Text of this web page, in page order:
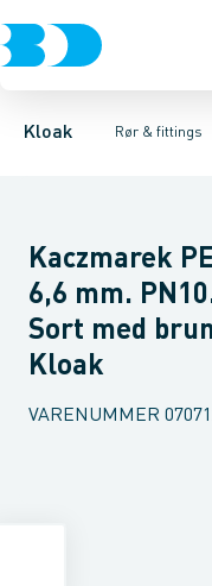
Kloak Rør & fittings
Rør & fittingsBrønde
Glatte rør & fittings
PE rør i ruller PE rør
Kaczmarek
6,6 mm.
Sort med
Kloak
VARENUMMER